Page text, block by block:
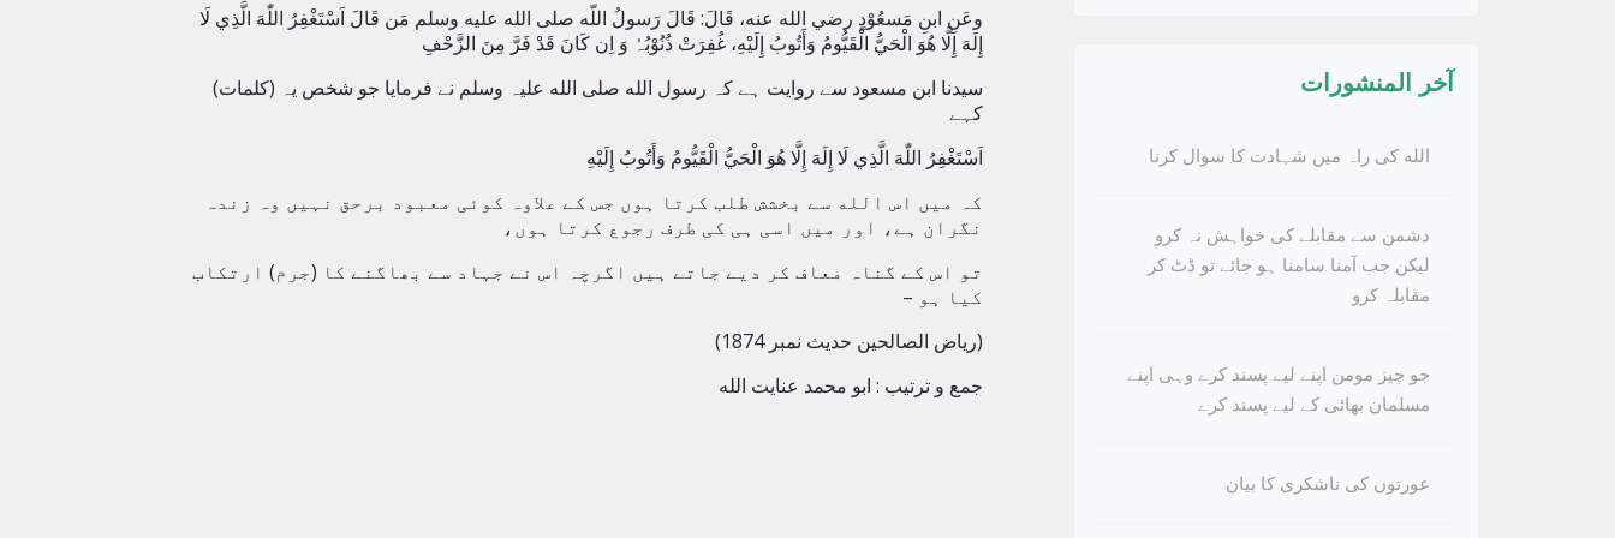
وعَنِ ابنِ مَسعُوْدٍ رضي الله عنه، قَالَ: قَالَ رَسولُ اللّه صلى الله عليه وسلم مَن قَالَ اَسْتَغْفِرُ اللّٰهَ الَّذِي لَا
إِلَهَ إِلَّا هُوَ الْحَيُّ الْقَيُّومُ وَأَتُوبُ إِلَيْهِ، غُفِرَتْ ذُنُوْبُہُ وَ اِن کَانَ قَدْ فَرَّ مِنَ الزَّحْفِ
سیدنا ابن مسعود سے روایت ہے کہ رسول الله صلى الله علیہ وسلم نے فرمایا جو شخص یہ (کلمات)
کہے
اَسْتَغْفِرُ اللّٰهَ الَّذِي لَا إِلَهَ إِلَّا هُوَ الْحَيُّ الْقَيُّومُ وَأَتُوبُ إِلَيْهِ
کہ میں اس الله سے بخشش طلب کرتا ہوں جس کے علاوہ کوئی معبود برحق نہیں وہ زندہ
نگران ہے، اور میں اسی ہی کی طرف رجوع کرتا ہوں،
تو اس کے گناہ معاف کر دیے جاتے ہیں اگرچہ اس نے جہاد سے بھاگنے کا (جرم) ارتکاب
کیا ہو –
(ریاض الصالحین حدیث نمبر 1874)
جمع و ترتیب : ابو محمد عنایت الله
آخر المنشورات
الله کی راہ میں شہادت کا سوال کرنا
دشمن سے مقابلے کی خواہش نہ کرو
لیکن جب آمنا سامنا ہو جائے تو ڈٹ کر
مقابلہ کرو
جو چیز مومن اپنے لیے پسند کرے وہی اپنے
مسلمان بھائی کے لیے پسند کرے
عورتوں کی ناشکری کا بیان